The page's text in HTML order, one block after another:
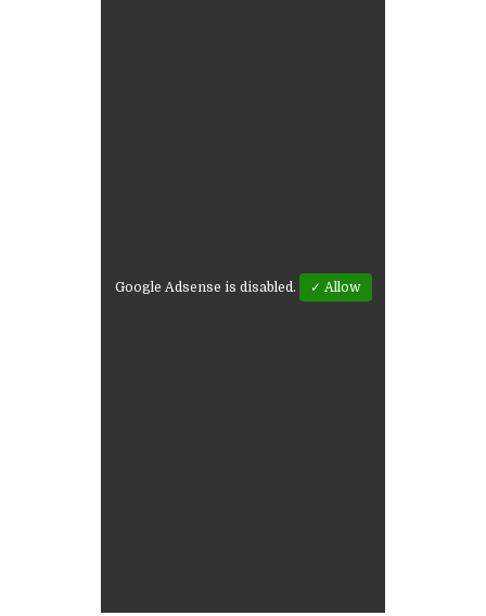
Google Adsense is disabled. ✓ Allow